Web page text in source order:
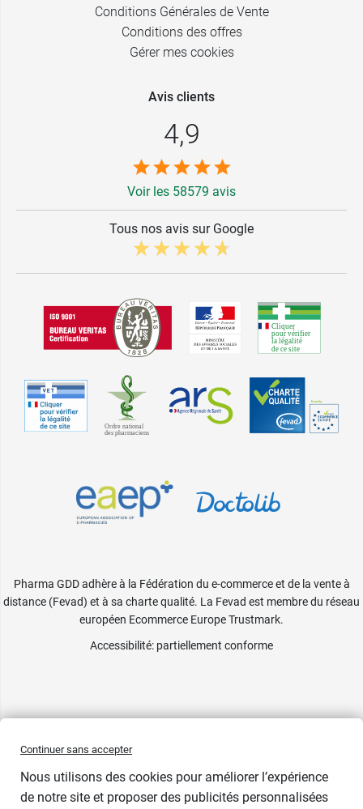
Conditions Générales de Vente
Conditions des offres
Gérer mes cookies
Avis clients
4,9
Voir les 58579 avis
Tous nos avis sur Google
Pharma GDD adhère à la Fédération du e-commerce et de la vente à
distance (Fevad) et à sa charte qualité. La Fevad est membre du réseau
européen Ecommerce Europe Trustmark.
Accessibilité: partiellement conforme
Continuer sans accepter
Nous utilisons des cookies pour améliorer l’expérience
de notre site et proposer des publicités personnalisées